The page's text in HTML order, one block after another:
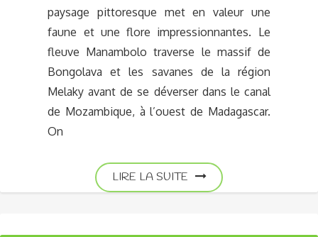
paysage pittoresque met en valeur une
faune et une flore impressionnantes. Le
fleuve Manambolo traverse le massif de
Bongolava et les savanes de la région
Melaky avant de se déverser dans le canal
de Mozambique, à l’ouest de Madagascar.
On
LIRE LA SUITE